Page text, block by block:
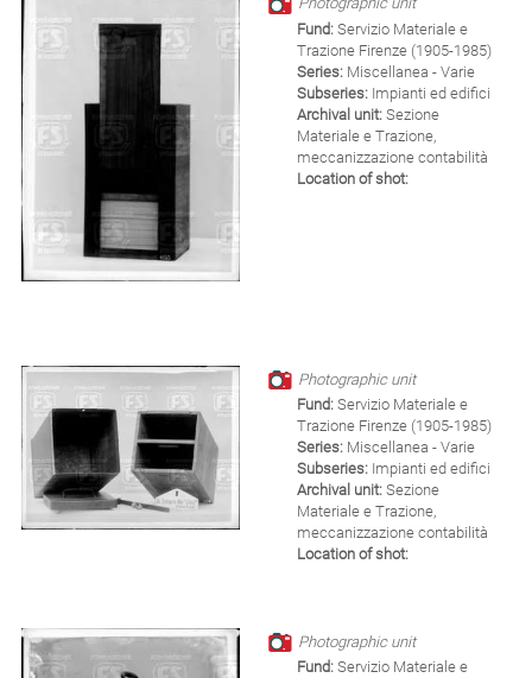
Fund: Servizio Materiale e
Trazione Firenze (1905-1985)
Series: Miscellanea - Varie
Subseries: Impianti ed edifici
Archival unit: Sezione
Materiale e Trazione,
meccanizzazione contabilità
Location of shot:
Photographic unit
Fund: Servizio Materiale e
Trazione Firenze (1905-1985)
Series: Miscellanea - Varie
Subseries: Impianti ed edifici
Archival unit: Sezione
Materiale e Trazione,
meccanizzazione contabilità
Location of shot:
Photographic unit
Fund: Servizio Materiale e